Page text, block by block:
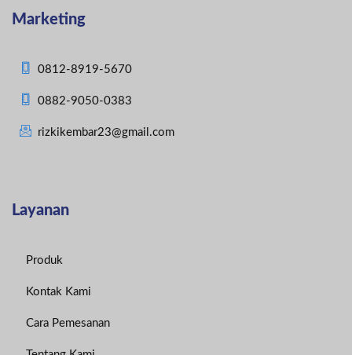
Marketing
0812-8919-5670
0882-9050-0383
rizkikembar23@gmail.com
Layanan
Produk
Kontak Kami
Cara Pemesanan